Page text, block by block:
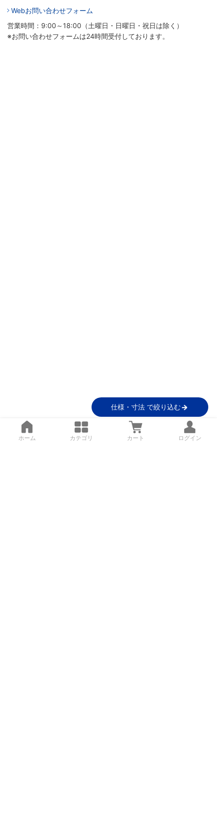
Webお問い合わせフォーム
営業時間：9:00～18:00（土曜日・日曜日・祝日は除く）
※お問い合わせフォームは24時間受付しております。
仕様・寸法 で絞り込む
ホーム カテゴリ カート ログイン